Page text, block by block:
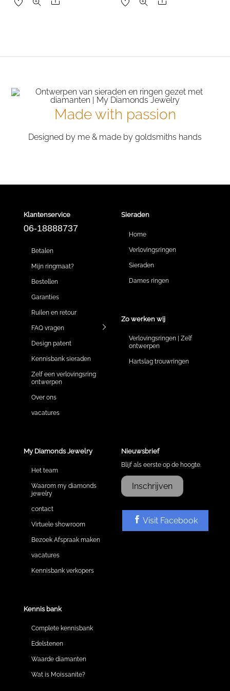
Made with passion
Designed by me & made by goldsmiths hands
Klantenservice
06-18888737
Betalen
Mijn ringmaat?
Bestellen
Garanties
Ruilen en retour
FAQ vragen
Design patent
Kennisbank sieraden
Zelf een verlovingsring
ontwerpen
Over ons
vacatures
Sieraden
Home
Verlovingsringen
Sieraden
Dames ringen
Zo werken wij
Verlovingsringen | Zelf
ontwerpen
Hartslag trouwringen
My Diamonds Jewelry
Het team
Waarom my diamonds
jewelry
contact
Virtuele showroom
Bezoek Afspraak maken
vacatures
Kennisbank verkopers
Kennis bank
Complete kennisbank
Edelstenen
Waarde diamanten
Wat is Moissanite?
Nieuwsbrief
Blijf als eerste op de hoogte.
Inschrijven
Visit Facebook